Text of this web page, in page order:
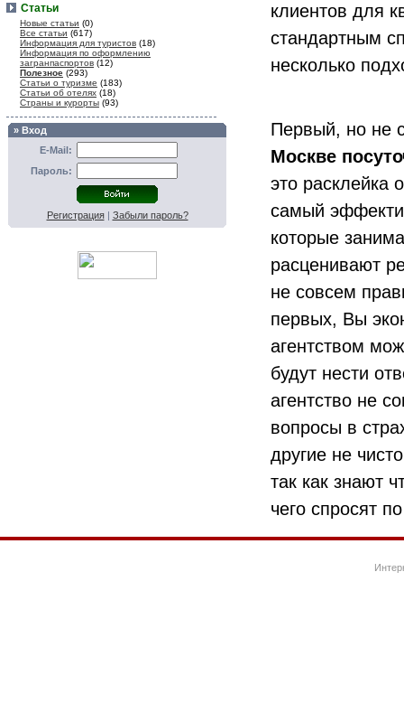
Статьи
Новые статьи (0)
Все статьи (617)
Информация для туристов (18)
Информация по оформлению
загранпаспортов (12)
Полезное (293)
Статьи о туризме (183)
Статьи об отелях (18)
Страны и курорты (93)
» Вход
E-Mail:
Пароль:
Регистрация| Забыли пароль?
клиентов для
стандартным
несколько
Первый, но не
Москве
это расклейка
самый
которые
расценивают
не совсем
первых, Вы
агентством
будут нести
агентство не
вопросы в
другие не
так как знают
чего спросят